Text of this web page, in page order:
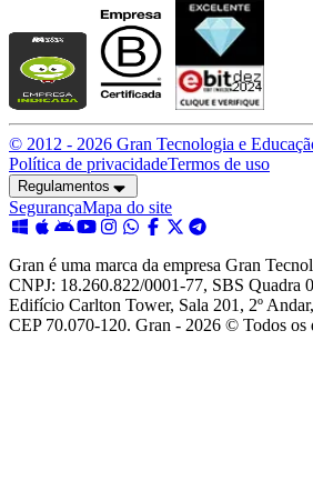
© 2012 - 2026 Gran Tecnologia e
Política de privacidadeTermos de uso
Regulamentos
SegurançaMapa do site
Gran é uma marca da empresa Gran
CNPJ: 18.260.822/0001-77, SBS Quadra
Edifício Carlton Tower, Sala 201, 2º
CEP 70.070-120. Gran - 2026 © Todos os